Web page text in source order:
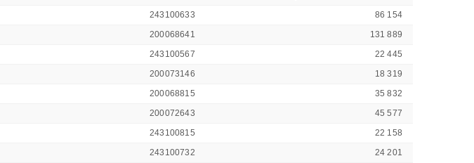
243100633
86 154
200068641
131 889
243100567
22 445
200073146
18 319
200068815
35 832
200072643
45 577
243100815
22 158
243100732
24 201